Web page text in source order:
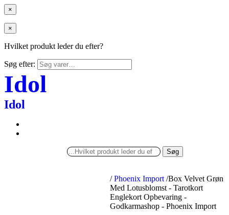
×
×
Hvilket produkt leder du efter?
Søg efter:
Idol
Idol
Søg
/ Phoenix Import /Box Velvet Grøn
Med Lotusblomst - Tarotkort
Englekort Opbevaring -
Godkarmashop - Phoenix Import